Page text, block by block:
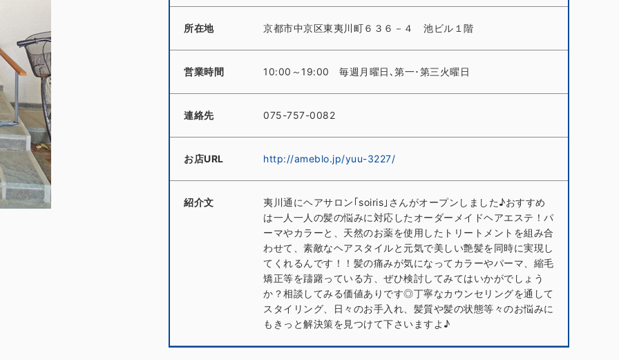
所在地 京都市中京区東夷川町６３６－４ 池ビル１階
営業時間 10:00～19:00 毎週月曜日､第一･第三火曜日
連絡先 075-757-0082
お店URL http://ameblo.jp/yuu-3227/
紹介文
夷川通にヘアサロン｢soiris｣さんがオープンしました♪おすすめ
は一人一人の髪の悩みに対応したオーダーメイドヘアエステ！パ
ーマやカラーと、天然のお薬を使用したトリートメントを組み合
わせて、素敵なヘアスタイルと元気で美しい艶髪を同時に実現し
てくれるんです！！髪の痛みが気になってカラーやパーマ、縮毛
矯正等を躊躇っている方、ぜひ検討してみてはいかがでしょう
か？相談してみる価値ありです◎丁寧なカウンセリングを通して
スタイリング、日々のお手入れ、髪質や髪の状態等々のお悩みに
もきっと解決策を見つけて下さいますよ♪